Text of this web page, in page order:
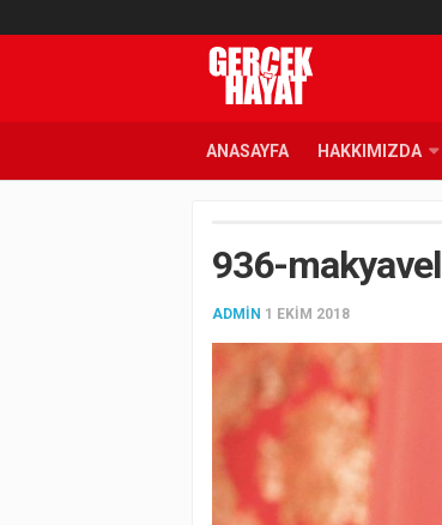
ANASAYFA HAKKIMIZDA
936-makyavel
ADMIN 1 EKIM 2018